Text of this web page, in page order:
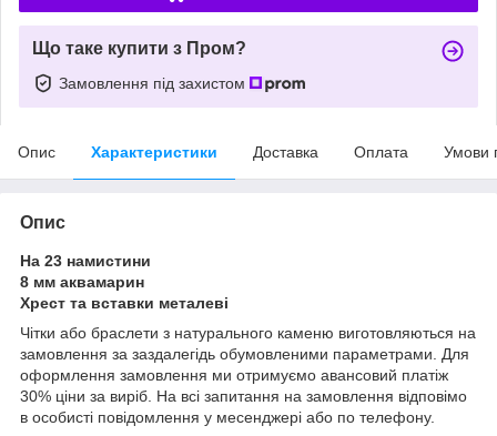
Що таке купити з Пром?
Замовлення під захистом
Опис Характеристики Доставка Оплата Умови
Опис
На 23 намистини
8 мм аквамарин
Хрест та вставки металеві
Чітки або браслети з натурального каменю виготовляються на
замовлення за заздалегідь обумовленими параметрами.
Для
оформлення замовлення ми отримуємо авансовий платіж
30% ціни за виріб. На всі запитання на замовлення відповімо
в особисті повідомлення у месенджері або по телефону.